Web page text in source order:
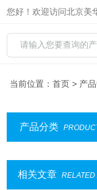
您好！欢迎访问北京美
当前位置：首页 > 产
产品分类
相关文章